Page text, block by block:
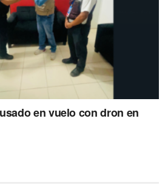
en vuelo con dron en